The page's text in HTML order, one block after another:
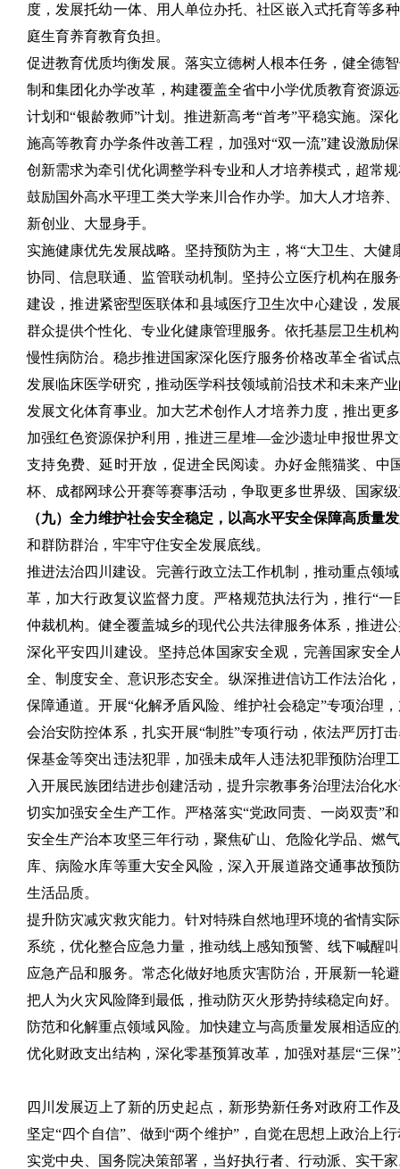
度，发展托幼一体、用人单位办托、社区嵌入式托育等多
庭生育养育教育负担。
促进教育优质均衡发展。落实立德树人根本任务，健全德
制和集团化办学改革，构建覆盖全省中小学优质教育资源
计划和“银龄教师”计划。推进新高考“首考”平稳实施。深
施高等教育办学条件改善工程，加强对“双一流”建设激励
创新需求为牵引优化调整学科专业和人才培养模式，超常
鼓励国外高水平理工类大学来川合作办学。加大人才培养
新创业、大显身手。
实施健康优先发展战略。坚持预防为主，将“大卫生、大
协同、信息联通、监管联动机制。坚持公立医疗机构在服
建设，推进紧密型医联体和县域医疗卫生次中心建设，发
群众提供个性化、专业化健康管理服务。依托基层卫生机
慢性病防治。稳步推进国家深化医疗服务价格改革全省试
发展临床医学研究，推动医学科技领域前沿技术和未来产
发展文化体育事业。加大艺术创作人才培养力度，推出更
加强红色资源保护利用，推进三星堆—金沙遗址申报世界
支持免费、延时开放，促进全民阅读。办好金熊猫奖、
杯、成都网球公开赛等赛事活动，争取更多世界级、国家
（九）全力维护社会安全稳定，以高水平安全保障高质量
和群防群治，牢牢守住安全发展底线。
推进法治四川建设。完善行政立法工作机制，推动重点领
革，加大行政复议监督力度。严格规范执法行为，推行“
仲裁机构。健全覆盖城乡的现代公共法律服务体系，推进
深化平安四川建设。坚持总体国家安全观，完善国家安
全、制度安全、意识形态安全。纵深推进信访工作法治化
保障通道。开展“化解矛盾风险、维护社会稳定”专项治理
会治安防控体系，扎实开展“制胜”专项行动，依法严厉打
保基金等突出违法犯罪，加强未成年人违法犯罪预防治理
入开展民族团结进步创建活动，提升宗教事务治理法治化
切实加强安全生产工作。严格落实“党政同责、一岗双责”
安全生产治本攻坚三年行动，聚焦矿山、危险化学品、燃
库、病险水库等重大安全风险，深入开展道路交通事故预
生活品质。
提升防灾减灾救灾能力。针对特殊自然地理环境的省情实
系统，优化整合应急力量，推动线上感知预警、线下喊醒
应急产品和服务。常态化做好地质灾害防治，开展新一轮
把人为火灾风险降到最低，推动防灭火形势持续稳定向好。
防范和化解重点领域风险。加快建立与高质量发展相适应
优化财政支出结构，深化零基预算改革，加强对基层“三
四川发展迈上了新的历史起点，新形势新任务对政府工作
坚定“四个自信”、做到“两个维护”，自觉在思想上政治上
实党中央、国务院决策部署，当好执行者、行动派、实干